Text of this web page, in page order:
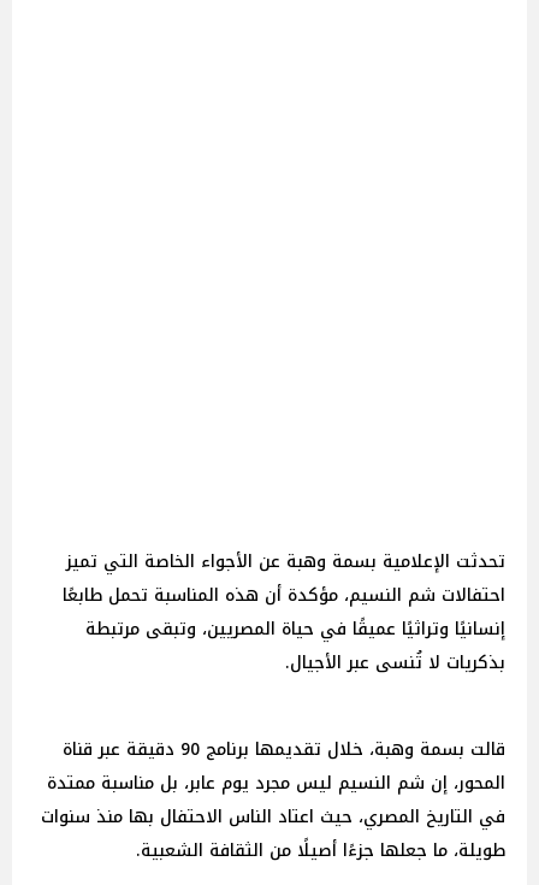
تحدثت الإعلامية بسمة وهبة عن الأجواء الخاصة التي تميز
احتفالات شم النسيم، مؤكدة أن هذه المناسبة تحمل طابعًا
إنسانيًا وتراثيًا عميقًا في حياة المصريين، وتبقى مرتبطة
بذكريات لا تُنسى عبر الأجيال.
قالت بسمة وهبة، خلال تقديمها برنامج 90 دقيقة عبر قناة
المحور، إن شم النسيم ليس مجرد يوم عابر، بل مناسبة ممتدة
في التاريخ المصري، حيث اعتاد الناس الاحتفال بها منذ سنوات
طويلة، ما جعلها جزءًا أصيلًا من الثقافة الشعبية.